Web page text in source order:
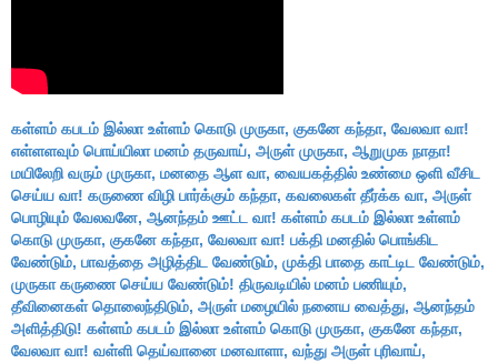
கள்ளம் கபடம் இல்லா உள்ளம் கொடு முருகா, குகனே கந்தா, வேலவா வா!
எள்ளளவும் பொய்யிலா மனம் தருவாய், அருள் முருகா, ஆறுமுக நாதா!
மயிலேறி வரும் முருகா, மனதை ஆள வா, வையகத்தில் உண்மை ஒளி வீசிட
செய்ய வா! கருணை விழி பார்க்கும் கந்தா, கவலைகள் தீர்க்க வா, அருள்
பொழியும் வேலவனே, ஆனந்தம் ஊட்ட வா! கள்ளம் கபடம் இல்லா உள்ளம்
கொடு முருகா, குகனே கந்தா, வேலவா வா! பக்தி மனதில் பொங்கிட
வேண்டும், பாவத்தை அழித்திட வேண்டும், முக்தி பாதை காட்டிட வேண்டும்,
முருகா கருணை செய்ய வேண்டும்! திருவடியில் மனம் பணியும்,
தீவினைகள் தொலைந்திடும், அருள் மழையில் நனைய வைத்து, ஆனந்தம்
அளித்திடு! கள்ளம் கபடம் இல்லா உள்ளம் கொடு முருகா, குகனே கந்தா,
வேலவா வா! வள்ளி தெய்வானை மனவாளா, வந்து அருள் புரிவாய்,